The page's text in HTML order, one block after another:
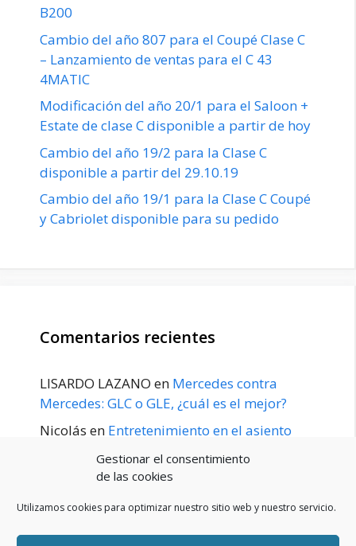
Gestionar el consentimiento
de las cookies
Utilizamos cookies para optimizar nuestro sitio web y nuestro servicio.
B200
Cambio del año 807 para el Coupé Clase C
– Lanzamiento de ventas para el C 43
4MATIC
Modificación del año 20/1 para el Saloon +
Estate de clase C disponible a partir de hoy
Cambio del año 19/2 para la Clase C
disponible a partir del 29.10.19
Cambio del año 19/1 para la Clase C Coupé
y Cabriolet disponible para su pedido
Comentarios recientes
LISARDO LAZANO en Mercedes contra
Mercedes: GLC o GLE, ¿cuál es el mejor?
Nicolás en Entretenimiento en el asiento
trasero para el GLE / GLS disponible a
principios de 2020